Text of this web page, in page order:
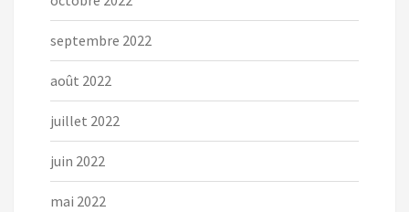
septembre 2022
août 2022
juillet 2022
juin 2022
mai 2022